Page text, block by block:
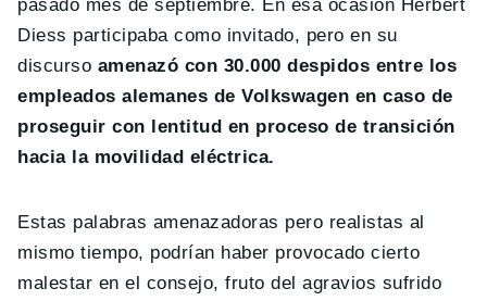
pasado mes de septiembre. En esa ocasión Herbert
Diess participaba como invitado, pero en su
discurso amenazó con 30.000 despidos entre los
empleados alemanes de Volkswagen en caso de
proseguir con lentitud en proceso de transición
hacia la movilidad eléctrica.
Estas palabras amenazadoras pero realistas al
mismo tiempo, podrían haber provocado cierto
malestar en el consejo, fruto del agravios sufrido